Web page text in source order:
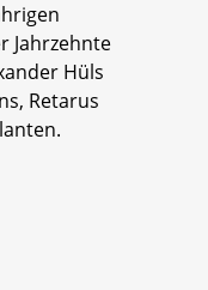
Jahrzehnte
Hüls
Retarus